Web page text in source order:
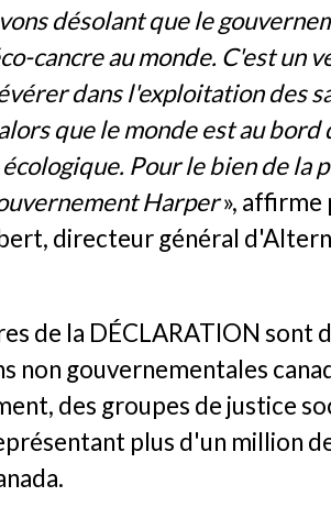
désolant que le
cancre au monde. C'est un
dans l'exploitation des
que le monde est au bord
Pour le bien de la
Harper», affirme
directeur général
de la DÉCLARATION sont
non gouvernementales
des groupes de justice
plus d'un million